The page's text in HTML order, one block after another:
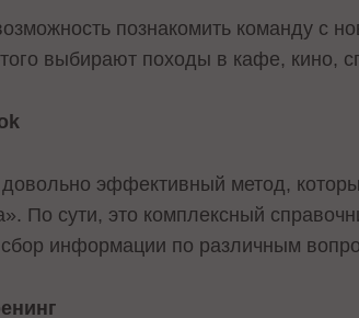
познакомить команду с
выбирают походы в кафе, кино,
эффективный метод,
По сути, это комплексный
сбор информации по различным